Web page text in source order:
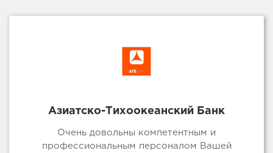
Азиатско-Тихоокеанский Банк
Очень довольны компетентным и
профессиональным персоналом Вашей